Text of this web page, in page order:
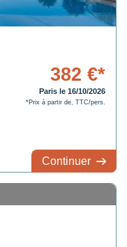
382 €*
Paris le 16/10/2026
*Prix à partir de, TTC/pers.
Continuer